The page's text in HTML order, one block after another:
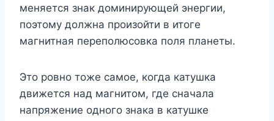
меняется знак доминирующей энергии,
поэтому должна произойти в итоге
магнитная переполюсовка поля планеты.
Это ровно тоже самое, когда катушка
движется над магнитом, где сначала
напряжение одного знака в катушке